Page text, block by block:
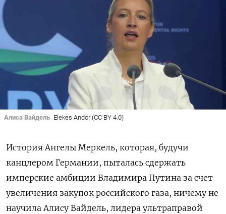
Алиса Вайдель Elekes Andor (CC BY 4.0)
История Ангелы Меркель, которая, будучи
канцлером Германии, пыталась сдержать
имперские амбиции Владимира Путина за счет
увеличения закупок российского газа, ничему не
научила Алису Вайдель, лидера ультраправой